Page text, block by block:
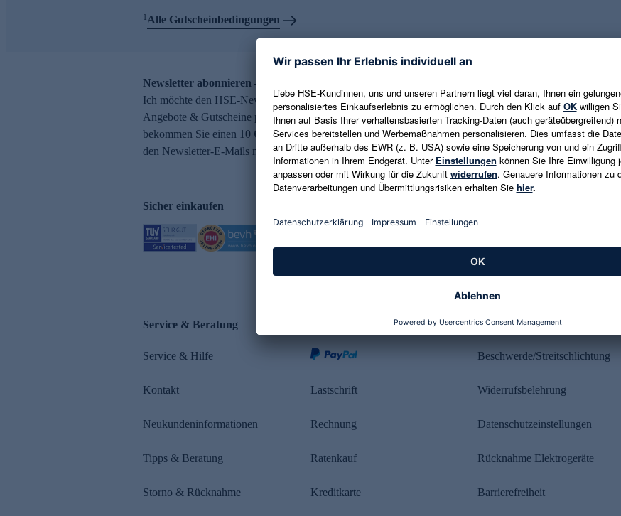
1Alle Gutscheinbedingungen
Newsletter abonnieren – 10 € Gutschein erhalten
Ich möchte den HSE-Newsletter abonnieren und aktuelle Trends,
Angebote & Gutscheine per E-Mail erhalten. Als Dankeschön
bekommen Sie einen 10 € Gutschein. Eine Abmeldung ist jederzeit in
den Newsletter-E-Mails möglich.
E-Mail-Adresse eingeben
Es gelten die Datenschutzrichtlinien
Sicher einkaufen
Service & Beratung
Service & Hilfe
Kontakt
Neukundeninformationen
Tipps & Beratung
Storno & Rücknahme
Lastschrift
Rechnung
Ratenkauf
Kreditkarte
Rechtliches
Beschwerde/Streitschlichtung
Widerrufsbelehrung
Datenschutzeinstellungen
Rücknahme Elektrogeräte
Barrierefreiheit